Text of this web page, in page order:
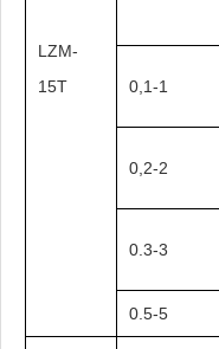
LZM-
15T
0,1-1
0,2-2
0.3-3
0.5-5